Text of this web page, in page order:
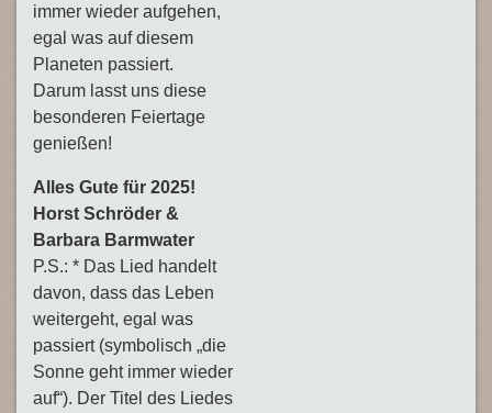
immer wieder aufgehen,
egal was auf diesem
Planeten passiert.
Darum lasst uns diese
besonderen Feiertage
genießen!
Alles Gute für 2025!
Horst Schröder &
Barbara Barmwater
P.S.: * Das Lied handelt
davon, dass das Leben
weitergeht, egal was
passiert (symbolisch „die
Sonne geht immer wieder
auf“). Der Titel des Liedes